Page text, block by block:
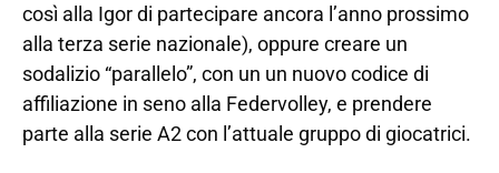
così alla Igor di partecipare ancora l’anno prossimo
alla terza serie nazionale), oppure creare un
sodalizio “parallelo”, con un un nuovo codice di
affiliazione in seno alla Federvolley, e prendere
parte alla serie A2 con l’attuale gruppo di giocatrici.